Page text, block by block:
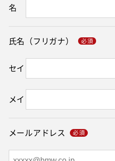
名
氏名（フリガナ）
セイ
メイ
メールアドレス